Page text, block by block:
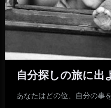
自分探しの旅に出
あなたはどの位、自分の事